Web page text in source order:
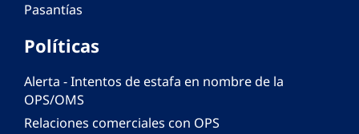
Pasantías
Políticas
Alerta - Intentos de estafa en nombre de la
OPS/OMS
Relaciones comerciales con OPS